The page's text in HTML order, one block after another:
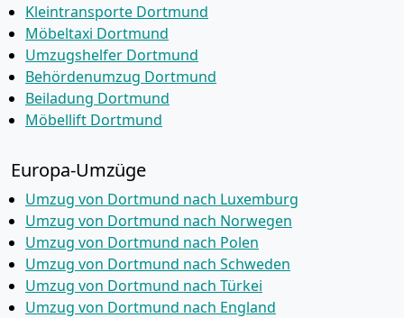
Kleintransporte Dortmund
Möbeltaxi Dortmund
Umzugshelfer Dortmund
Behördenumzug Dortmund
Beiladung Dortmund
Möbellift Dortmund
Europa-Umzüge
Umzug von Dortmund nach Luxemburg
Umzug von Dortmund nach Norwegen
Umzug von Dortmund nach Polen
Umzug von Dortmund nach Schweden
Umzug von Dortmund nach Türkei
Umzug von Dortmund nach England